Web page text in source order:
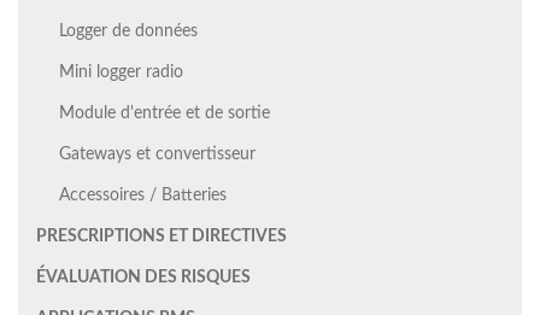
Logger de données
Mini logger radio
Module d'entrée et de sortie
Gateways et convertisseur
Accessoires / Batteries
PRESCRIPTIONS ET DIRECTIVES
ÉVALUATION DES RISQUES